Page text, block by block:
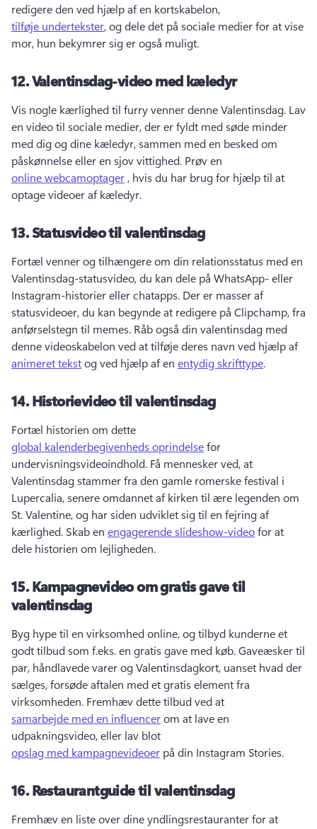
redigere den ved hjælp af en kortskabelon,
tilføje undertekster, og dele det på sociale medier for at vise
mor, hun bekymrer sig er også muligt.
12.Valentinsdag-video med kæledyr
Vis nogle kærlighed til furry venner denne Valentinsdag. Lav
en video til sociale medier, der er fyldt med søde minder
med dig og dine kæledyr, sammen med en besked om
påskønnelse eller en sjov vittighed. Prøv en
online webcamoptager , hvis du har brug for hjælp til at
optage videoer af kæledyr.
13.Statusvideo til valentinsdag
Fortæl venner og tilhængere om din relationsstatus med en
Valentinsdag-statusvideo, du kan dele på WhatsApp- eller
Instagram-historier eller chatapps. Der er masser af
statusvideoer, du kan begynde at redigere på Clipchamp, fra
anførselstegn til memes. Råb også din valentinsdag med
denne videoskabelon ved at tilføje deres navn ved hjælp af
animeret tekst og ved hjælp af en entydig skrifttype.
14.Historievideo til valentinsdag
Fortæl historien om dette
global kalenderbegivenheds oprindelse for
undervisningsvideoindhold. Få mennesker ved, at
Valentinsdag stammer fra den gamle romerske festival i
Lupercalia, senere omdannet af kirken til ære legenden om
St. Valentine, og har siden udviklet sig til en fejring af
kærlighed. Skab en engagerende slideshow-video for at
dele historien om lejligheden.
15.Kampagnevideo om gratis gave til
valentinsdag
Byg hype til en virksomhed online, og tilbyd kunderne et
godt tilbud som f.eks. en gratis gave med køb. Gaveæsker til
par, håndlavede varer og Valentinsdagkort, uanset hvad der
sælges, forsøde aftalen med et gratis element fra
virksomheden. Fremhæv dette tilbud ved at
samarbejde med en influencer om at lave en
udpakningsvideo, eller lav blot
opslag med kampagnevideoer på din Instagram Stories.
16.Restaurantguide til valentinsdag
Fremhæv en liste over dine yndlingsrestauranter for at